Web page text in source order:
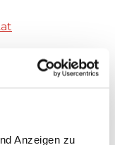
Anzeigen zu